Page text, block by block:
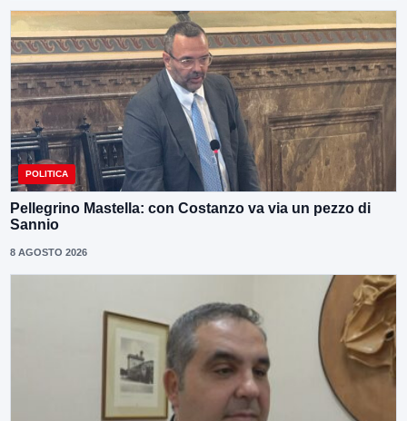
POLITICA
Pellegrino Mastella: con Costanzo va via un pezzo di
Sannio
8 AGOSTO 2026